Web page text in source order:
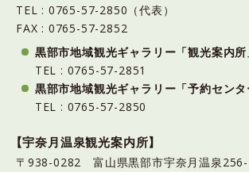
TEL : 0765-57-2850（代表）
FAX : 0765-57-2852
黒部市地域観光ギャラリー「観光案内所
TEL : 0765-57-2851
黒部市地域観光ギャラリー「予約センタ
TEL : 0765-57-2850
【宇奈月温泉観光案内所】
〒938-0282 富山県黒部市宇奈月温泉